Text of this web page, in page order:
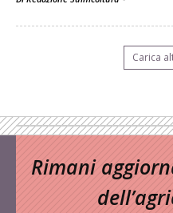
Carica
Rimani